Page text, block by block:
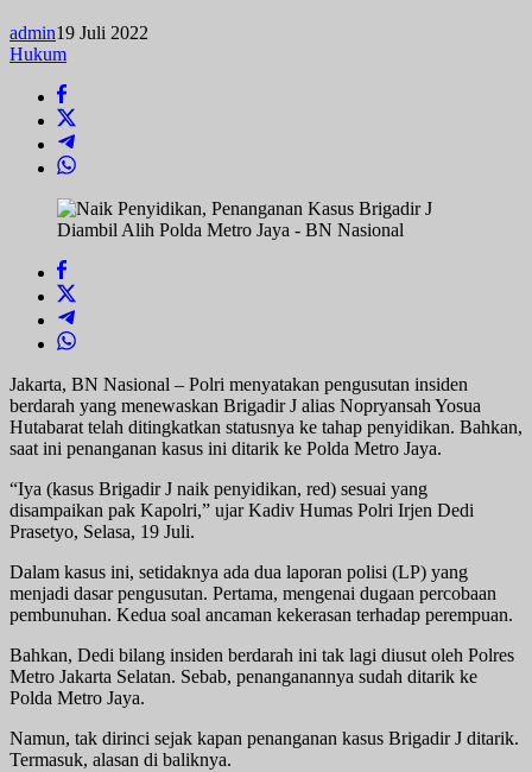
Metro
admin19 Juli 2022
Hukum
Jakarta, BN Nasional – Polri menyatakan pengusutan insiden
berdarah yang menewaskan Brigadir J alias Nopryansah Yosua
Hutabarat telah ditingkatkan statusnya ke tahap penyidikan. Bahkan,
saat ini penanganan kasus ini ditarik ke Polda Metro Jaya.
“Iya (kasus Brigadir J naik penyidikan, red) sesuai yang
disampaikan pak Kapolri,” ujar Kadiv Humas Polri Irjen Dedi
Prasetyo, Selasa, 19 Juli.
Dalam kasus ini, setidaknya ada dua laporan polisi (LP) yang
menjadi dasar pengusutan. Pertama, mengenai dugaan percobaan
pembunuhan. Kedua soal ancaman kekerasan terhadap perempuan.
Bahkan, Dedi bilang insiden berdarah ini tak lagi diusut oleh Polres
Metro Jakarta Selatan. Sebab, penanganannya sudah ditarik ke
Polda Metro Jaya.
Namun, tak dirinci sejak kapan penanganan kasus Brigadir J ditarik.
Termasuk, alasan di baliknya.